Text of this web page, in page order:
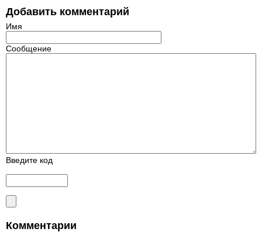
Добавить комментарий
Имя
Сообщение
Введите код
Комментарии